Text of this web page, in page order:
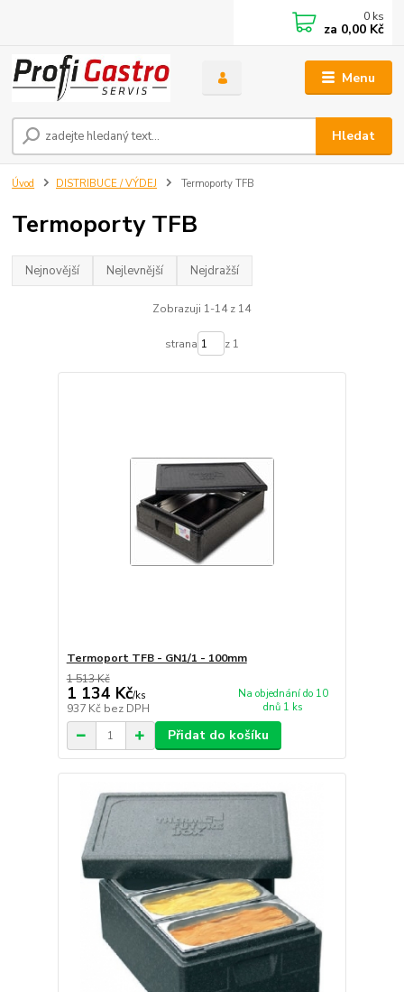
Menu
Hledat
0 ks
za 0,00 Kč
Úvod DISTRIBUCE / VÝDEJ Termoporty TFB
Termoporty TFB
Nejnovější Nejlevnější Nejdražší
Zobrazuji 1-14 z 14
strana z 1
Termoport TFB - GN1/1 - 100mm
1 513 Kč
1 134 Kč/ks
937 Kč bez DPH
Na objednání do 10
dnů 1 ks
Přidat do košíku